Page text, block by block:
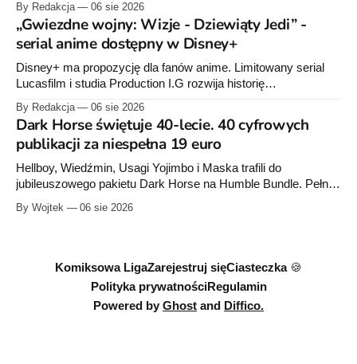
serii Avengers autorstwa Jeda MacKaya trafia do sklepów 12
sierpnia. Rzućcie okiem na przykładowe plansze.
By Redakcja 06 sie 2026
„Gwiezdne wojny: Wizje - Dziewiąty Jedi” -
serial anime dostępny w Disney+
Disney+ ma propozycję dla fanów anime. Limitowany serial
Lucasfilm i studia Production I.G rozwija historię
oraz „Dziewiąty Jedi: Dziecko nadziei" z serii „Gwiezdne
wojny: Wizje”. Wszystkie osiem odcinków jest już dostępnych
w Disney+.
By Redakcja 06 sie 2026
Dark Horse świętuje 40-lecie. 40 cyfrowych
publikacji za niespełna 19 euro
Hellboy, Wiedźmin, Usagi Yojimbo i Maska trafili do
jubileuszowego pakietu Dark Horse na Humble Bundle. Pełny
euro. Oferta kończy się 13 sierpnia.
By Wojtek 06 sie 2026
Komiksowa LigaZarejestruj sięCiasteczka 🍪
Polityka prywatnościRegulamin
Powered by Ghost and Diffico.